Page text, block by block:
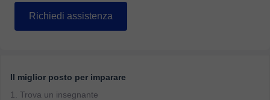
Richiedi assistenza
Il miglior posto per imparare
1. Trova un insegnante